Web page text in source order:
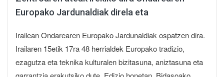
Europako Jardunaldiak direla eta
Irailean Ondarearen Europako Jardunaldiak ospatzen dira.
Irailaren 15etik 17ra 48 herrialdek Europako tradizio,
ezagutza eta teknika kulturalen bizitasuna, aniztasuna eta